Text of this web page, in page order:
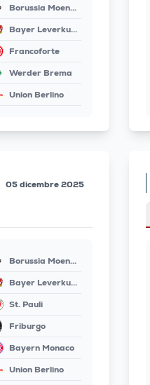
Borussia Moenchengladbach
Bayer Leverkusen
Francoforte
Werder Brema
Union Berlino
05 dicembre 2025
Borussia Moenchengladbach
Bayer Leverkusen
St. Pauli
Friburgo
Bayern Monaco
Union Berlino